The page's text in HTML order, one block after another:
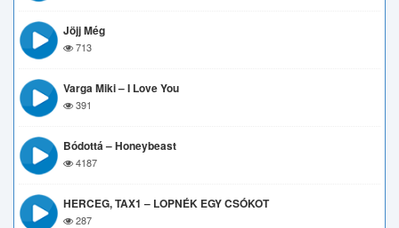
Jöjj Még
713
Varga Miki – I Love You
391
Bódottá – Honeybeast
4187
HERCEG, TAX1 – LOPNÉK EGY CSÓKOT
287